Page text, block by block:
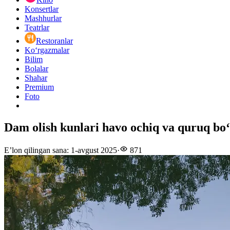
Konsertlar
Mashhurlar
Teatrlar
Restoranlar
Ko‘rgazmalar
Bilim
Bolalar
Shahar
Premium
Foto
Dam olish kunlari havo ochiq va quruq
E’lon qilingan sana: 1-avgust 2025· 871